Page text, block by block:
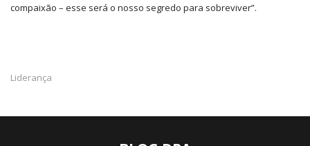
compaixão – esse será o nosso segredo para sobreviver”.
Liderança